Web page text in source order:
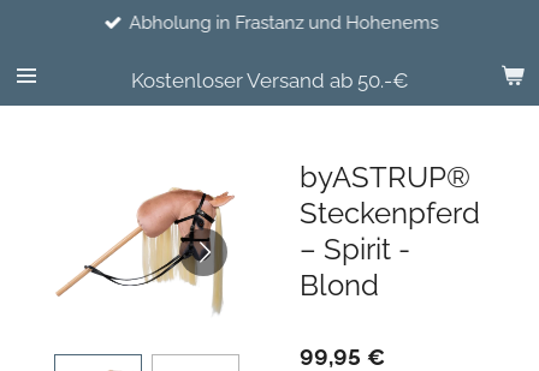
springen
Kostenloser Versand ab 50.-€
Abholung in Frastanz und Hohenems
byASTRUP®
Steckenpferd
– Spirit -
Blond
99,95 €